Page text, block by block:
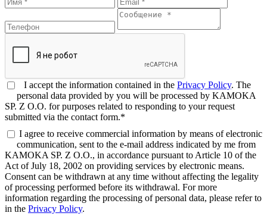
I accept the information contained in the Privacy Policy. The
personal data provided by you will be processed by KAMOKA
SP. Z O.O. for purposes related to responding to your request
submitted via the contact form.*
I agree to receive commercial information by means of electronic
communication, sent to the e-mail address indicated by me from
KAMOKA SP. Z O.O., in accordance pursuant to Article 10 of the
Act of July 18, 2002 on providing services by electronic means.
Consent can be withdrawn at any time without affecting the legality
of processing performed before its withdrawal. For more
information regarding the processing of personal data, please refer to
in the Privacy Policy.